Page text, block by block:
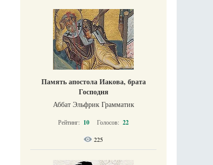
Память апостола Иакова, брата
Господня
Аббат Эльфрик Грамматик
Рейтинг: 10 Голосов: 22
225